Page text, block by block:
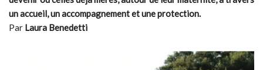
un accueil, un accompagnement et une protection.
Par Laura Benedetti